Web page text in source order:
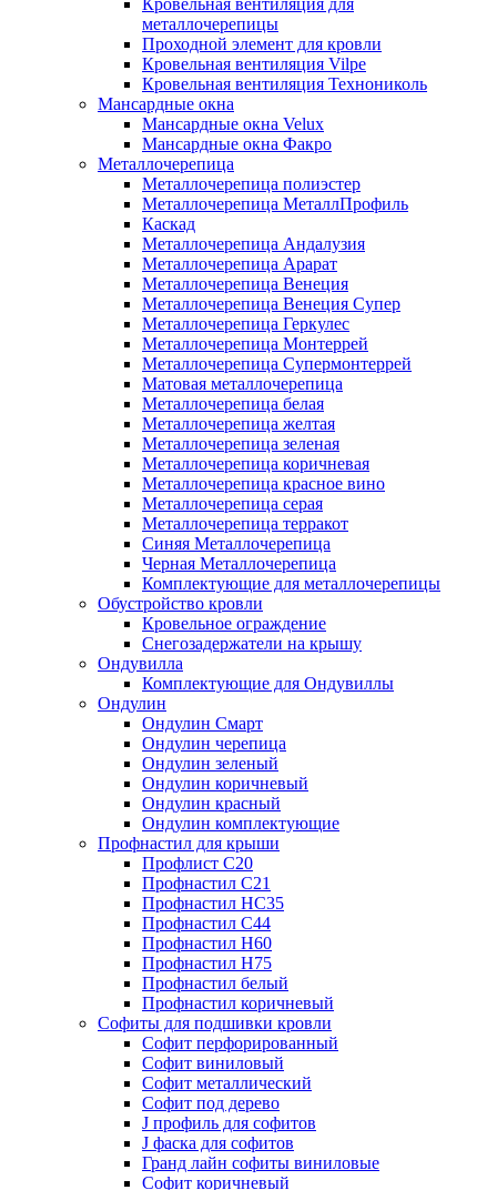
Кровельная вентиляция для
металлочерепицы
Проходной элемент для кровли
Кровельная вентиляция Vilpe
Кровельная вентиляция Технониколь
Мансардные окна
Мансардные окна Velux
Мансардные окна Факро
Металлочерепица
Металлочерепица полиэстер
Металлочерепица МеталлПрофиль
Каскад
Металлочерепица Андалузия
Металлочерепица Арарат
Металлочерепица Венеция
Металлочерепица Венеция Супер
Металлочерепица Геркулес
Металлочерепица Монтеррей
Металлочерепица Супермонтеррей
Матовая металлочерепица
Металлочерепица белая
Металлочерепица желтая
Металлочерепица зеленая
Металлочерепица коричневая
Металлочерепица красное вино
Металлочерепица серая
Металлочерепица терракот
Синяя Металлочерепица
Черная Металлочерепица
Комплектующие для металлочерепицы
Обустройство кровли
Кровельное ограждение
Снегозадержатели на крышу
Ондувилла
Комплектующие для Ондувиллы
Ондулин
Ондулин Смарт
Ондулин черепица
Ондулин зеленый
Ондулин коричневый
Ондулин красный
Ондулин комплектующие
Профнастил для крыши
Профлист С20
Профнастил С21
Профнастил НС35
Профнастил С44
Профнастил Н60
Профнастил Н75
Профнастил белый
Профнастил коричневый
Софиты для подшивки кровли
Cофит перфорированный
Софит виниловый
Софит металлический
Софит под дерево
J профиль для софитов
J фаска для софитов
Гранд лайн софиты виниловые
Софит коричневый